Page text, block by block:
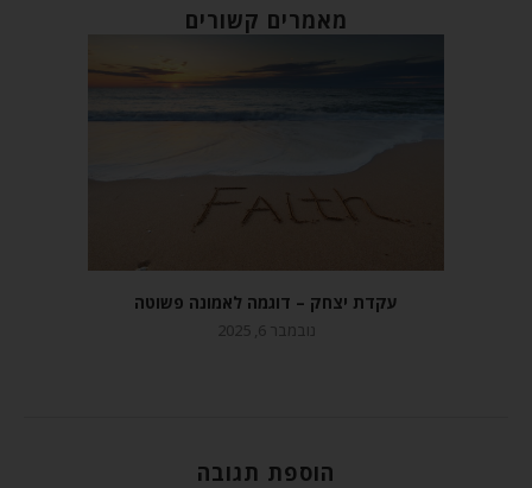
מאמרים קשורים
עקדת יצחק – דוגמה לאמונה פשוטה
נובמבר 6, 2025
הוספת תגובה